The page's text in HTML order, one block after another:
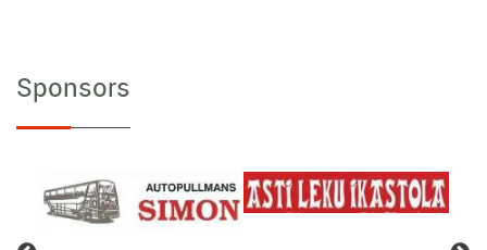
Sponsors